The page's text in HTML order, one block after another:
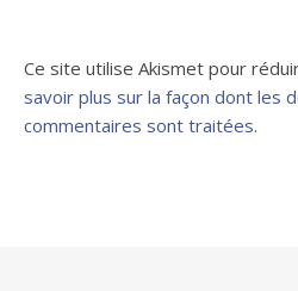
Ce site utilise Akismet pour
savoir plus sur la façon dont les
commentaires sont traitées.